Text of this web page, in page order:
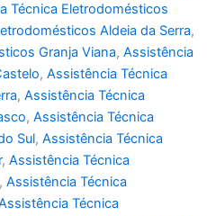
Técnica Eletrodomésticos
Aldeia da Serra,
Granja Viana, Assistência
, Assistência Técnica
, Assistência Técnica
, Assistência Técnica
Sul, Assistência Técnica
, Assistência Técnica
, Assistência Técnica
Técnica